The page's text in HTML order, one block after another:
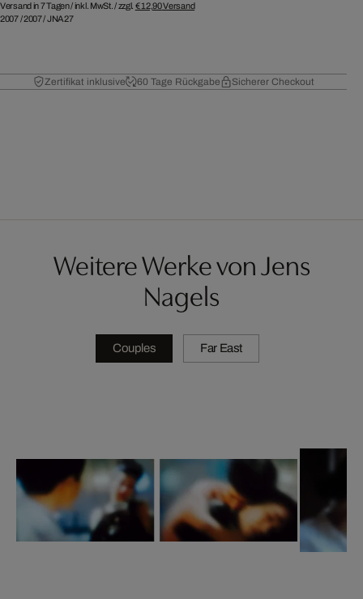
Versand in 7 Tagen /inkl. MwSt. / zzgl. € 12,90Versand
2007/2007/JNA27
Zertifikat inklusive 60 Tage Rückgabe Sicherer Checkout
Weitere Werke von Jens
Nagels
Couples Far East